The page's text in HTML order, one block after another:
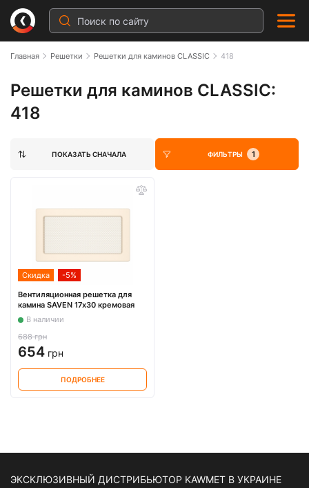
Главная Решетки Решетки для каминов CLASSIC 418
Решетки для каминов CLASSIC:
418
ПОКАЗАТЬ СНАЧАЛА ФИЛЬТРЫ 1
Скидка -5%
Вентиляционная решетка для
камина SAVEN 17х30 кремовая
В наличии
688 грн
654 грн
ПОДРОБНЕЕ
ЭКСКЛЮЗИВНЫЙ ДИСТРИБЬЮТОР KAWMET В УКРАИНЕ